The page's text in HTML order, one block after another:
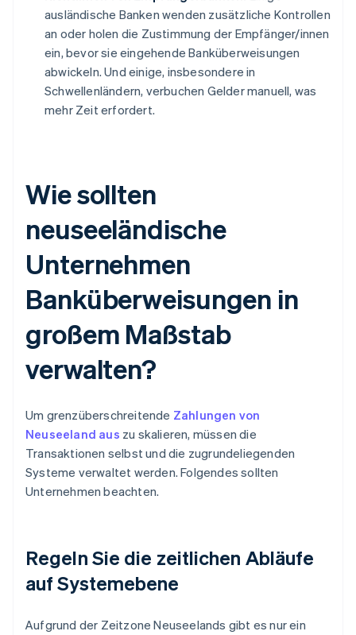
ausländische Banken wenden zusätzliche Kontrollen
an oder holen die Zustimmung der Empfänger/innen
ein, bevor sie eingehende Banküberweisungen
abwickeln. Und einige, insbesondere in
Schwellenländern, verbuchen Gelder manuell, was
mehr Zeit erfordert.
Wie sollten
neuseeländische
Unternehmen
Banküberweisungen in
großem Maßstab
verwalten?
Um grenzüberschreitende Zahlungen von
Neuseeland aus zu skalieren, müssen die
Transaktionen selbst und die zugrundeliegenden
Systeme verwaltet werden. Folgendes sollten
Unternehmen beachten.
Regeln Sie die zeitlichen Abläufe
auf Systemebene
Aufgrund der Zeitzone Neuseelands gibt es nur ein